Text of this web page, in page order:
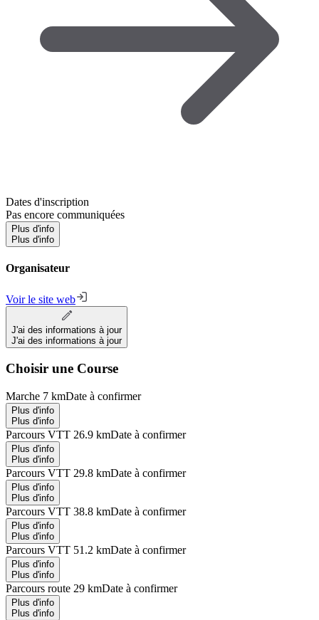
Dates d'inscription
Pas encore communiquées
Plus d'info
Plus d'info
Organisateur
Voir le site web
J'ai des informations à jour
J'ai des informations à jour
Choisir une Course
Marche 7 kmDate à confirmer
Plus d'info
Plus d'info
Parcours VTT 26.9 kmDate à confirmer
Plus d'info
Plus d'info
Parcours VTT 29.8 kmDate à confirmer
Plus d'info
Plus d'info
Parcours VTT 38.8 kmDate à confirmer
Plus d'info
Plus d'info
Parcours VTT 51.2 kmDate à confirmer
Plus d'info
Plus d'info
Parcours route 29 kmDate à confirmer
Plus d'info
Plus d'info